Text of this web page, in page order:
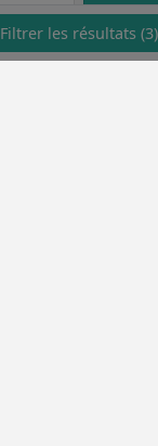
Filtrer les résultats (3)